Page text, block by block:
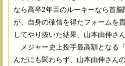
なら高卒2年目のルーキーなら首
が、自身の確信を得たフォームを
してやり抜いた結果、山本由伸さ
メジャー史上投手最高額となる
んだにも関わらず、山本由伸さん